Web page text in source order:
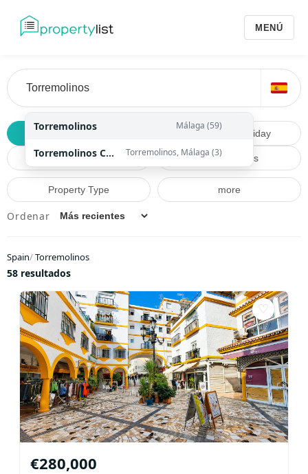
MENÚ
Torremolinos Málaga (59)
Torremolinos CentroTorremolinos, Málaga (3)
Buy Holiday
Price Beds & Baths
Property Type more
Ordenar
Spain/Torremolinos
58 resultados
♡
€280,000